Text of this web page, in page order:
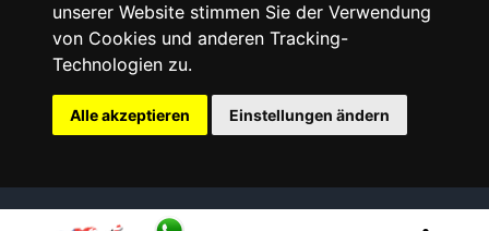
unserer Website stimmen Sie der Verwendung
von Cookies und anderen Tracking-
Technologien zu.
Alle akzeptieren Einstellungen ändern
nach
KFZ